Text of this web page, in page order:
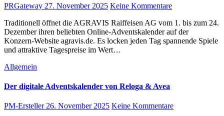
PRGateway 27. November 2025 Keine Kommentare
Traditionell öffnet die AGRAVIS Raiffeisen AG vom 1. bis zum 24.
Dezember ihren beliebten Online-Adventskalender auf der
Konzern-Website agravis.de. Es locken jeden Tag spannende Spiele
und attraktive Tagespreise im Wert…
Allgemein
Der digitale Adventskalender von Reloga & Avea
PM-Ersteller 26. November 2025 Keine Kommentare